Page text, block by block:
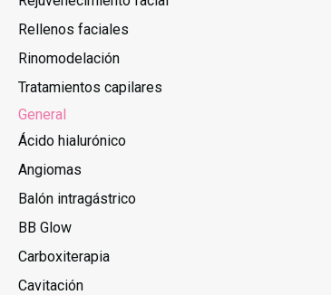
Rellenos faciales
Rinomodelación
Tratamientos capilares
General
Ácido hialurónico
Angiomas
Balón intragástrico
BB Glow
Carboxiterapia
Cavitación